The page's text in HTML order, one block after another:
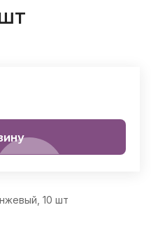
10 шт